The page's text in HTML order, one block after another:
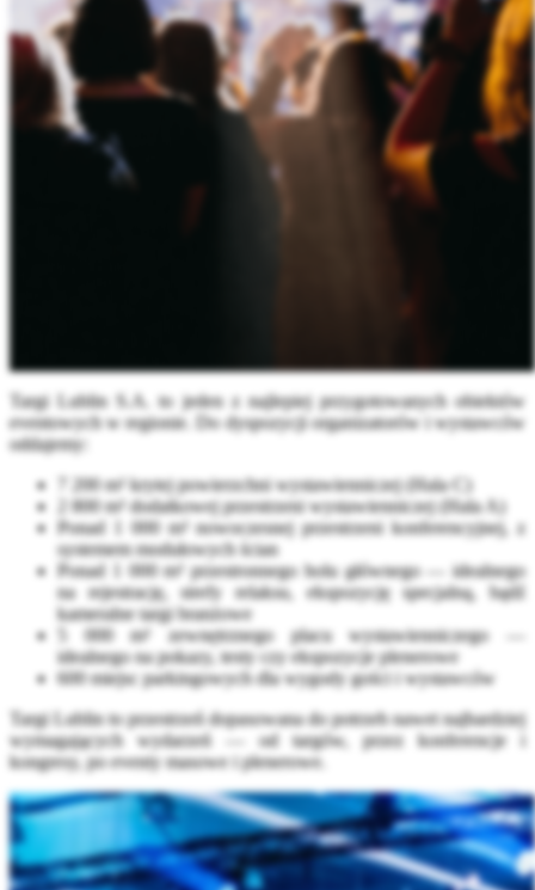
Targi Lublin S.A. to jeden z najlepiej przygotowanych obiektów
eventowych w regionie. Do dyspozycji organizatorów i wystawców
oddajemy:
7 200 m² krytej powierzchni wystawienniczej (Hala C)
2 800 m² dodatkowej przestrzeni wystawienniczej (Hala A)
Ponad 1 000 m² nowoczesnej przestrzeni konferencyjnej, z
systemem modułowych ścian
Ponad 1 000 m² przestronnego holu głównego — idealnego
na rejestrację, strefy relaksu, ekspozycję specjalną, bądź
kameralne targi branżowe
5 000 m² zewnętrznego placu wystawienniczego —
idealnego na pokazy, testy czy ekspozycje plenerowe
600 miejsc parkingowych dla wygody gości i wystawców
Targi Lublin to przestrzeń dopasowana do potrzeb nawet najbardziej
wymagających wydarzeń — od targów, przez konferencje i
kongresy, po eventy masowe i plenerowe.